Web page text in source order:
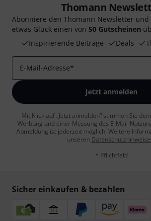
Thomann
Abonniere den Thomann Newsletter
etwas Glück einen von 50 Gutscheinen
Inspirierende Beiträge
Deals
E-Mail-Adresse*
Jetzt anmelden
Mit Klick auf „Jetzt anmelden“ stimmen Sie
Werbung und einer Messung des E-Mail-
Abmeldung ist jederzeit möglich. Weitere
unseren
* Pflichtfeld
Sicher einkaufen & bezahlen